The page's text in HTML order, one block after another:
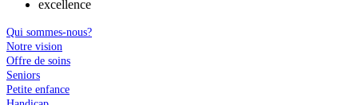
excellence
Qui sommes-nous?
Notre vision
Offre de soins
Seniors
Petite enfance